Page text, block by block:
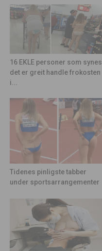
16 EKLE personer som synes
det er greit handle frokosten
i...
Tidenes pinligste tabber
under sportsarrangementer